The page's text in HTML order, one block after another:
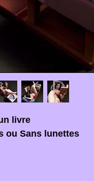
livre
ou Sans lunettes